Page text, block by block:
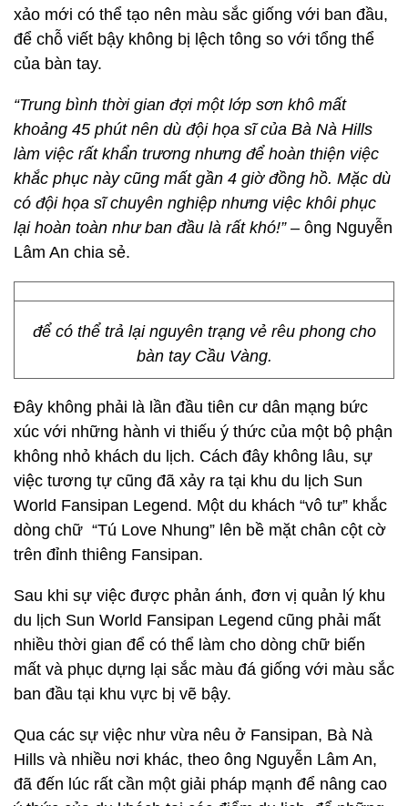
xảo mới có thể tạo nên màu sắc giống với ban đầu,
để chỗ viết bậy không bị lệch tông so với tổng thể
của bàn tay.
“Trung bình thời gian đợi một lớp sơn khô mất
khoảng 45 phút nên dù đội họa sĩ của Bà Nà Hills
làm việc rất khẩn trương nhưng để hoàn thiện việc
khắc phục này cũng mất gần 4 giờ đồng hồ. Mặc dù
có đội họa sĩ chuyên nghiệp nhưng việc khôi phục
lại hoàn toàn như ban đầu là rất khó!” – ông Nguyễn
Lâm An chia sẻ.
để có thể trả lại nguyên trạng vẻ rêu phong cho
bàn tay Cầu Vàng.
Đây không phải là lần đầu tiên cư dân mạng bức
xúc với những hành vi thiếu ý thức của một bộ phận
không nhỏ khách du lịch. Cách đây không lâu, sự
việc tương tự cũng đã xảy ra tại khu du lịch Sun
World Fansipan Legend. Một du khách “vô tư” khắc
dòng chữ “Tú Love Nhung” lên bề mặt chân cột cờ
trên đỉnh thiêng Fansipan.
Sau khi sự việc được phản ánh, đơn vị quản lý khu
du lịch Sun World Fansipan Legend cũng phải mất
nhiều thời gian để có thể làm cho dòng chữ biến
mất và phục dựng lại sắc màu đá giống với màu sắc
ban đầu tại khu vực bị vẽ bậy.
Qua các sự việc như vừa nêu ở Fansipan, Bà Nà
Hills và nhiều nơi khác, theo ông Nguyễn Lâm An,
đã đến lúc rất cần một giải pháp mạnh để nâng cao